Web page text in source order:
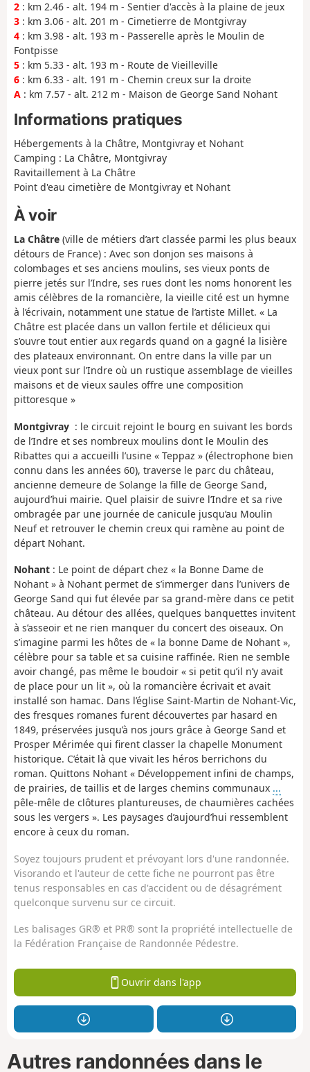
2 : km 2.46 - alt. 194 m - Sentier d'accès à la plaine de jeux
3 : km 3.06 - alt. 201 m - Cimetierre de Montgivray
4 : km 3.98 - alt. 193 m - Passerelle après le Moulin de
Fontpisse
5 : km 5.33 - alt. 193 m - Route de Vieilleville
6 : km 6.33 - alt. 191 m - Chemin creux sur la droite
A : km 7.57 - alt. 212 m - Maison de George Sand Nohant
Informations pratiques
Hébergements à la Châtre, Montgivray et Nohant
Camping : La Châtre, Montgivray
Ravitaillement à La Châtre
Point d'eau cimetière de Montgivray et Nohant
À voir
La Châtre (ville de métiers d’art classée parmi les plus beaux
détours de France) : Avec son donjon ses maisons à
colombages et ses anciens moulins, ses vieux ponts de
pierre jetés sur l’Indre, ses rues dont les noms honorent les
amis célèbres de la romancière, la vieille cité est un hymne
à l’écrivain, notamment une statue de l’artiste Millet. « La
Châtre est placée dans un vallon fertile et délicieux qui
s’ouvre tout entier aux regards quand on a gagné la lisière
des plateaux environnant. On entre dans la ville par un
vieux pont sur l’Indre où un rustique assemblage de vieilles
maisons et de vieux saules offre une composition
pittoresque »
Montgivray : le circuit rejoint le bourg en suivant les bords
de l’Indre et ses nombreux moulins dont le Moulin des
Ribattes qui a accueilli l’usine « Teppaz » (électrophone bien
connu dans les années 60), traverse le parc du château,
ancienne demeure de Solange la fille de George Sand,
aujourd’hui mairie. Quel plaisir de suivre l’Indre et sa rive
ombragée par une journée de canicule jusqu’au Moulin
Neuf et retrouver le chemin creux qui ramène au point de
départ Nohant.
Nohant : Le point de départ chez « la Bonne Dame de
Nohant » à Nohant permet de s’immerger dans l’univers de
George Sand qui fut élevée par sa grand-mère dans ce petit
château. Au détour des allées, quelques banquettes invitent
à s’asseoir et ne rien manquer du concert des oiseaux. On
s’imagine parmi les hôtes de « la bonne Dame de Nohant »,
célèbre pour sa table et sa cuisine raffinée. Rien ne semble
avoir changé, pas même le boudoir « si petit qu’il n’y avait
de place pour un lit », où la romancière écrivait et avait
installé son hamac. Dans l’église Saint-Martin de Nohant-Vic,
des fresques romanes furent découvertes par hasard en
1849, préservées jusqu’à nos jours grâce à George Sand et
Prosper Mérimée qui firent classer la chapelle Monument
historique. C’était là que vivait les héros berrichons du
roman. Quittons Nohant « Développement infini de champs,
de prairies, de taillis et de larges chemins communaux ...
pêle-mêle de clôtures plantureuses, de chaumières cachées
sous les vergers ». Les paysages d’aujourd’hui ressemblent
encore à ceux du roman.
Soyez toujours prudent et prévoyant lors d'une randonnée.
Visorando et l'auteur de cette fiche ne pourront pas être
tenus responsables en cas d'accident ou de désagrément
quelconque survenu sur ce circuit.
Les balisages GR® et PR® sont la propriété intellectuelle de
la Fédération Française de Randonnée Pédestre.
Ouvrir dans l'app
Autres randonnées dans le